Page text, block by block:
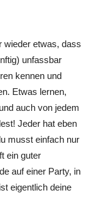
wieder etwas, dass
unfassbar
kennen und
Etwas lernen,
auch von jedem
Jeder hat eben
musst einfach nur
ein guter
auf einer Party, in
eigentlich deine